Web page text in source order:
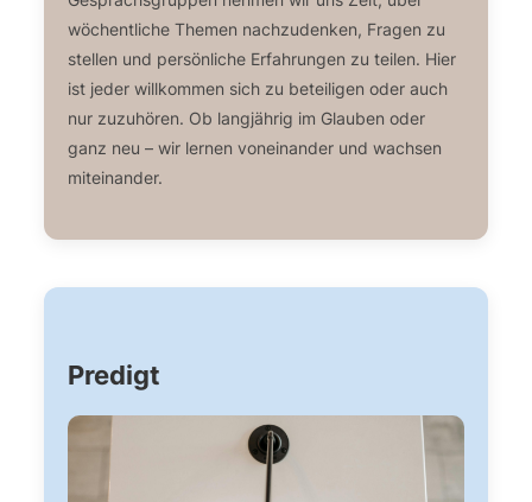
wöchentliche Themen nachzudenken, Fragen zu
stellen und persönliche Erfahrungen zu teilen. Hier
ist jeder willkommen sich zu beteiligen oder auch
nur zuzuhören. Ob langjährig im Glauben oder
ganz neu – wir lernen voneinander und wachsen
miteinander.
Predigt